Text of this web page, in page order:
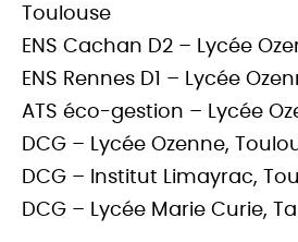
Toulouse
ENS Cachan D2 – Lycée
ENS Rennes D1 – Lycée
ATS éco-gestion – Lycée
DCG – Lycée Ozenne,
DCG – Institut Limayrac,
DCG – Lycée Marie Curie,